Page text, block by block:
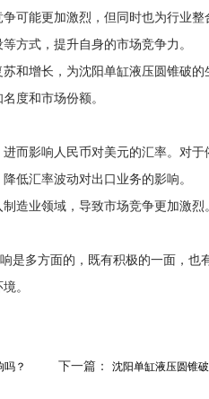
能更加激烈，但同时也为行业整
方式，提升自身的市场竞争力。
增长，为沈阳单缸液压圆锥破的
度和市场份额。
影响人民币对美元的汇率。对于
低汇率波动对出口业务的影响。
业领域，导致市场竞争更加激烈
是多方面的，既有积极的一面，也
。
？ 下一篇： 沈阳单缸液压圆锥